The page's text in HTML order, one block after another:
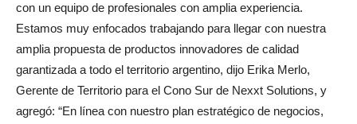
con un equipo de profesionales con amplia experiencia.
Estamos muy enfocados trabajando para llegar con nuestra
amplia propuesta de productos innovadores de calidad
garantizada a todo el territorio argentino, dijo Erika Merlo,
Gerente de Territorio para el Cono Sur de Nexxt Solutions, y
agregó: “En línea con nuestro plan estratégico de negocios,